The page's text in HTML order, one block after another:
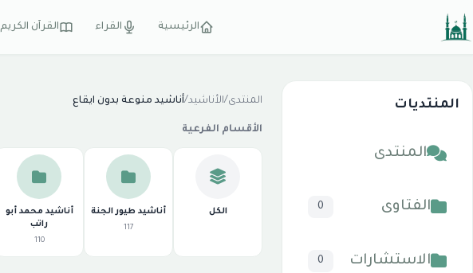
الرئيسية القراء القرآن الكريم
المنتديات
المنتدى
الفتاوى 0
الاستشارات 0
المنتدى/الأناشيد/أناشيد منوعة بدون ايقاع
الأقسام الفرعية
الكل أناشيد طيور الجنة
117
أناشيد محمد أبو
راتب
110